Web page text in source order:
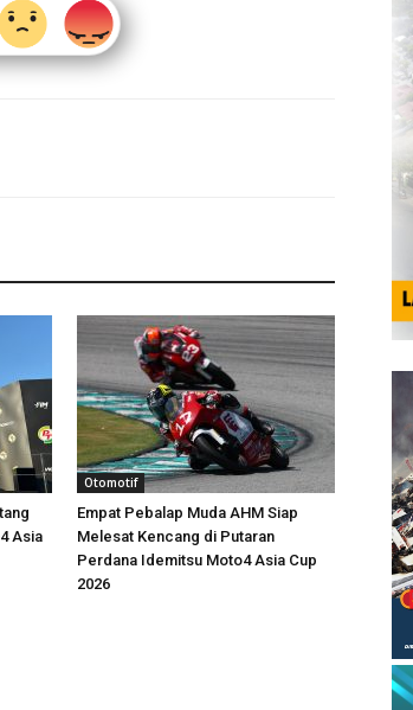
Asia
Otomotif
Empat Pebalap Muda AHM Siap
Melesat Kencang di Putaran
Perdana Idemitsu Moto4 Asia Cup
2026